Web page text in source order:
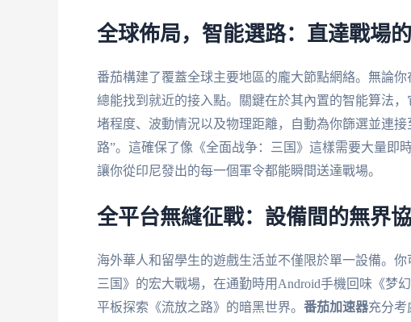
全球佈局，智能選路：直達戰場
番茄構建了覆蓋全球主要地區的龐大節點網絡。無論
總能找到就近的接入點。關鍵在於其內置的智能算法
堵程度、波動情況以及物理距離，自動為你篩選並連
路”。這確保了像《全面战争：三国》這樣需要大量即
讓你從印尼發出的每一個軍令都能瞬間送達戰場。
全平台無縫征戰：設備間的無界
海外華人和留學生的遊戲生活並不僅限於單一設備。你
三国》的宏大戰場，在通勤時用Android手機回味《梦
平板探索《流放之路》的暗黑世界。 番茄加速器充分考